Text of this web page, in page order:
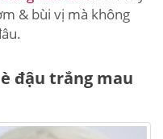
& bùi vị mà không
đậu trắng mau